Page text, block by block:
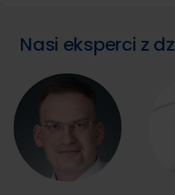
Nasi eksperci z